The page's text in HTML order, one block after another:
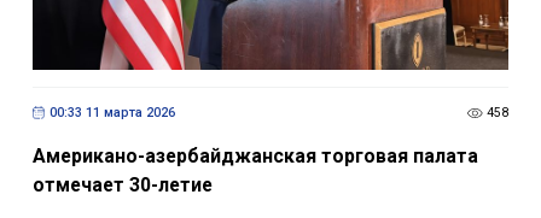
00:33 11 марта 2026 458
Американо-азербайджанская торговая палата
отмечает 30-летие